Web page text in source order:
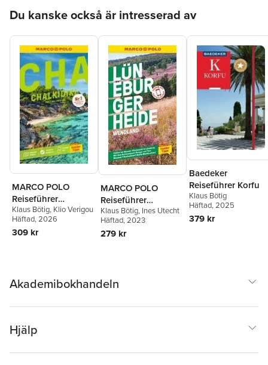
Du kanske också är intresserad av
MARCO POLO
Reiseführer
Chalkidikí,
Thessaloníki
Klaus Bötig, Klio Verigou
Häftad, 2026
309 kr
MARCO POLO
Reiseführer
Lüneburger Heide
Klaus Bötig, Ines Utecht
Häftad, 2023
279 kr
Baedeker
Reiseführer Korfu
Klaus Bötig
Häftad, 2025
379 kr
Akademibokhandeln
Hjälp